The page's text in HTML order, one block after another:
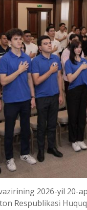
2026-yil 20-
Respublikasi